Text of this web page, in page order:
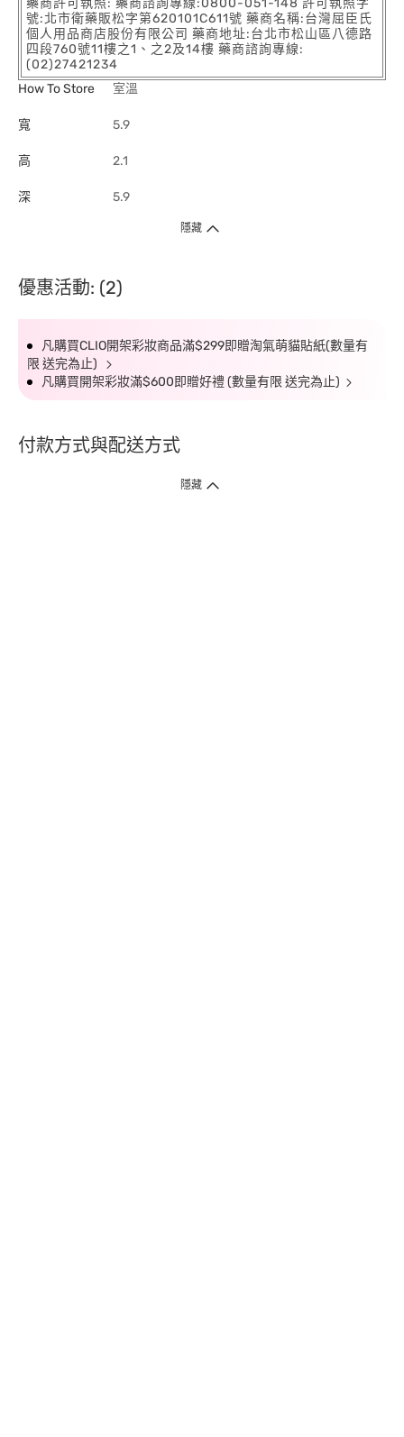
藥商許可執照: 藥商諮詢專線:0800-051-148 許可執照字
號:北市衛藥販松字第620101C611號 藥商名稱:台灣屈臣氏
個人用品商店股份有限公司 藥商地址:台北市松山區八德路
四段760號11樓之1、之2及14樓 藥商諮詢專線:
(02)27421234
How To Store
室溫
寬 5.9
高 2.1
深 5.9
隱藏
優惠活動: (2)
凡購買CLIO開架彩妝商品滿$299即贈淘氣萌貓貼紙(數量有
限 送完為止)
凡購買開架彩妝滿$600即贈好禮 (數量有限 送完為止)
付款方式與配送方式
隱藏